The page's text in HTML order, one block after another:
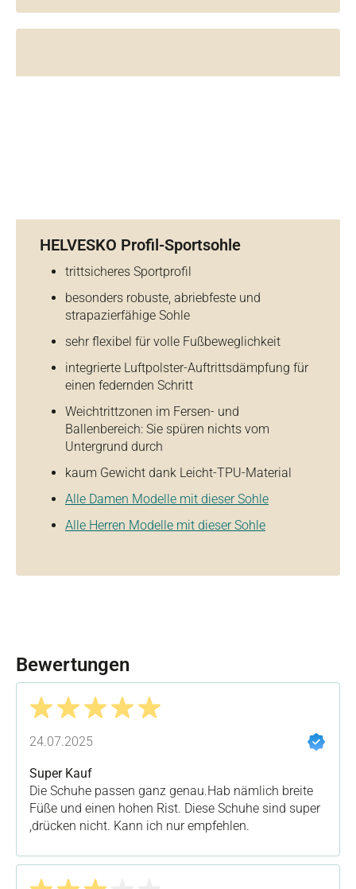
HELVESKO Profil-Sportsohle
trittsicheres Sportprofil
besonders robuste, abriebfeste und
strapazierfähige Sohle
sehr flexibel für volle Fußbeweglichkeit
integrierte Luftpolster-Auftrittsdämpfung für
einen federnden Schritt
Weichtrittzonen im Fersen- und
Ballenbereich: Sie spüren nichts vom
Untergrund durch
kaum Gewicht dank Leicht-TPU-Material
Alle Damen Modelle mit dieser Sohle
Alle Herren Modelle mit dieser Sohle
Bewertungen
24.07.2025
Super Kauf
Die Schuhe passen ganz genau.Hab nämlich breite
Füße und einen hohen Rist. Diese Schuhe sind super
,drücken nicht. Kann ich nur empfehlen.